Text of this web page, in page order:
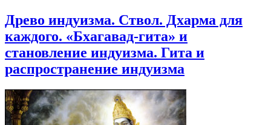
Древо индуизма. Ствол. Дхарма для
каждого. «Бхагавад-гита» и
становление индуизма. Гита и
распространение индуизма